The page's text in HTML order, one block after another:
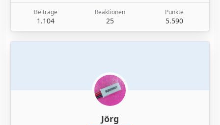
Beiträge
1.104
Reaktionen
25
Punkte
5.590
Jörg